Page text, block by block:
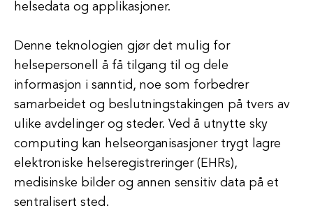
helsedata og applikasjoner.
Denne teknologien gjør det mulig for
helsepersonell å få tilgang til og dele
informasjon i sanntid, noe som forbedrer
samarbeidet og beslutningstakingen på tvers av
ulike avdelinger og steder. Ved å utnytte sky
computing kan helseorganisasjoner trygt lagre
elektroniske helseregistreringer (EHRs),
medisinske bilder og annen sensitiv data på et
sentralisert sted.